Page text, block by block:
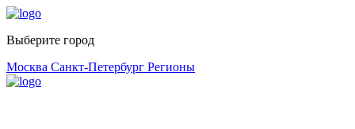
Выберите город
Москва Санкт-Петербург Регионы